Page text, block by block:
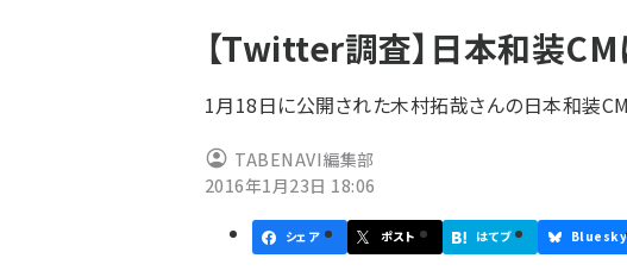
ン
く
ず
【Twitter調査】日本和装
1月18日に公開された木村拓哉さんの日本和装
TABENAVI編集部
2016年1月23日 18:06
シェア ポスト はてブ Bluesky